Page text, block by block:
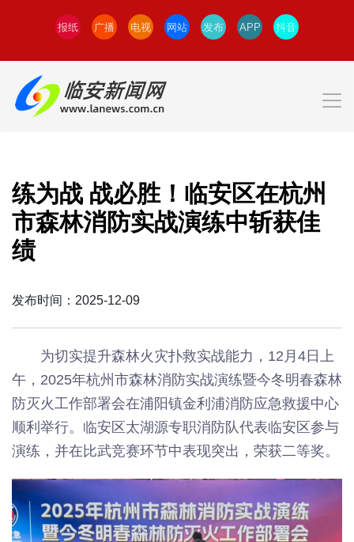
报纸 广播 电视 网站 发布 APP 抖音
练为战 战必胜！临安区在杭州
市森林消防实战演练中斩获佳
绩
发布时间：2025-12-09
为切实提升森林火灾扑救实战能力，12月4日上
午，2025年杭州市森林消防实战演练暨今冬明春森林
防灭火工作部署会在浦阳镇金利浦消防应急救援中心
顺利举行。临安区太湖源专职消防队代表临安区参与
演练，并在比武竞赛环节中表现突出，荣获二等奖。